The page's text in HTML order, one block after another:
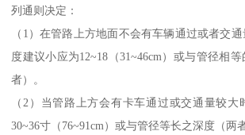
列通则决定：
（1）在管路上方地面不会有车辆通过或者交
度建议小应为12~18（31~46cm）或与管径相
者）。
（2）当管路上方会有卡车通过或交通量较
30~36寸（76~91cm）或与管径等长之深度（两